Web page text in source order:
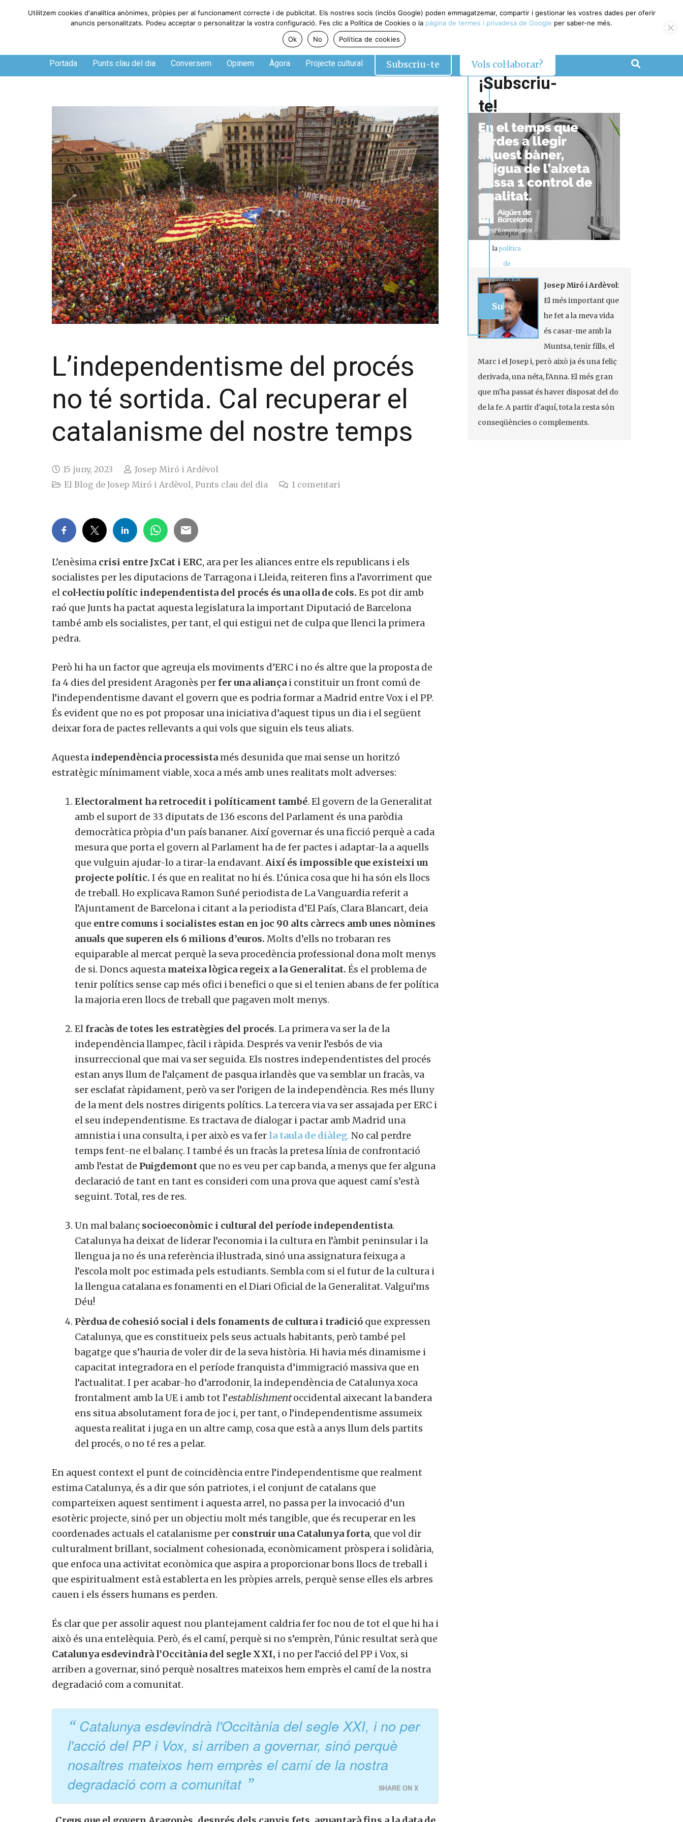
Divendres, 7 de agosto de 2026
Portada Punts clau del dia Conversem Opinem Àgora Projecte cultural Subscriu-te Vols col·laborar?
L’independentisme del procés
no té sortida. Cal recuperar el
catalanisme del nostre temps
15 juny, 2023
Josep Miró i Ardèvol
El Blog de Josep Miró i Ardèvol,Punts clau del dia 1 comentari
L’enèsima crisi entre JxCat i ERC, ara per les aliances entre els republicans i els
socialistes per les diputacions de Tarragona i Lleida, reiteren fins a l’avorriment que
el col·lectiu polític independentista del procés és una olla de cols. Es pot dir amb
raó que Junts ha pactat aquesta legislatura la important Diputació de Barcelona
també amb els socialistes, per tant, el qui estigui net de culpa que llenci la primera
pedra.
Però hi ha un factor que agreuja els moviments d’ERC i no és altre que la proposta de
fa 4 dies del president Aragonès per fer una aliança i constituir un front comú de
l’independentisme davant el govern que es podria formar a Madrid entre Vox i el PP.
És evident que no es pot proposar una iniciativa d’aquest tipus un dia i el següent
deixar fora de pactes rellevants a qui vols que siguin els teus aliats.
Aquesta independència processistamés desunida que mai sense un horitzó
estratègic mínimament viable, xoca a més amb unes realitats molt adverses:
Electoralment ha retrocedit i políticament també. El govern de la Generalitat
amb el suport de 33 diputats de 136 escons del Parlament és una paròdia
democràtica pròpia d’un país bananer. Així governar és una ficció perquè a cada
mesura que porta el govern al Parlament ha de fer pactes i adaptar-la a aquells
que vulguin ajudar-lo a tirar-la endavant. Així és impossible que existeixi un
projecte polític. I és que en realitat no hi és. L’única cosa que hi ha són els llocs
de treball. Ho explicava Ramon Suñé periodista de La Vanguardia referit a
l’Ajuntament de Barcelona i citant a la periodista d’El País, Clara Blancart, deia
que entre comuns i socialistes estan en joc 90 alts càrrecs amb unes nòmines
anuals que superen els 6 milions d’euros. Molts d’ells no trobaran res
equiparable al mercat perquè la seva procedència professional dona molt menys
de si. Doncs aquesta mateixa lògica regeix a la Generalitat. És el problema de
tenir polítics sense cap més ofici i benefici o que si el tenien abans de fer política
la majoria eren llocs de treball que pagaven molt menys.
El fracàs de totes les estratègies del procés. La primera va ser la de la
independència llampec, fàcil i ràpida. Després va venir l’esbós de via
insurreccional que mai va ser seguida. Els nostres independentistes del procés
estan anys llum de l’alçament de pasqua irlandès que va semblar un fracàs, va
ser esclafat ràpidament, però va ser l’origen de la independència. Res més lluny
de la ment dels nostres dirigents polítics. La tercera via va ser assajada per ERC i
el seu independentisme. Es tractava de dialogar i pactar amb Madrid una
amnistia i una consulta, i per això es va fer la taula de diàleg. No cal perdre
temps fent-ne el balanç. I també és un fracàs la pretesa línia de confrontació
amb l’estat de Puigdemont que no es veu per cap banda, a menys que fer alguna
declaració de tant en tant es consideri com una prova que aquest camí s’està
seguint. Total, res de res.
Un mal balanç socioeconòmic i cultural del període independentista.
Catalunya ha deixat de liderar l’economia i la cultura en l’àmbit peninsular i la
llengua ja no és una referència il·lustrada, sinó una assignatura feixuga a
l’escola molt poc estimada pels estudiants. Sembla com si el futur de la cultura i
la llengua catalana es fonamenti en el Diari Oficial de la Generalitat. Valgui’ms
Déu!
Pèrdua de cohesió social i dels fonaments de cultura i tradició que expressen
Catalunya, que es constitueix pels seus actuals habitants, però també pel
bagatge que s’hauria de voler dir de la seva història. Hi havia més dinamisme i
capacitat integradora en el període franquista d’immigració massiva que en
l’actualitat. I per acabar-ho d’arrodonir, la independència de Catalunya xoca
frontalment amb la UE i amb tot l’establishmentoccidental aixecant la bandera
ens situa absolutament fora de joc i, per tant, o l’independentisme assumeix
aquesta realitat i juga en un altre camp, cosa que està a anys llum dels partits
del procés, o no té res a pelar.
En aquest context el punt de coincidència entre l’independentisme que realment
estima Catalunya, és a dir que són patriotes, i el conjunt de catalans que
comparteixen aquest sentiment i aquesta arrel, no passa per la invocació d’un
esotèric projecte, sinó per un objectiu molt més tangible, que és recuperar en les
coordenades actuals el catalanisme per construir una Catalunya forta, que vol dir
culturalment brillant, socialment cohesionada, econòmicament pròspera i solidària,
que enfoca una activitat econòmica que aspira a proporcionar bons llocs de treball i
que espiritualment està establerta en les pròpies arrels, perquè sense elles els arbres
cauen i els éssers humans es perden.
És clar que per assolir aquest nou plantejament caldria fer foc nou de tot el que hi ha i
això és una entelèquia. Però, és el camí, perquè si no s’emprèn, l’únic resultat serà que
Catalunya esdevindrà l’Occitània del segle XXI, i no per l’acció del PP i Vox, si
arriben a governar, sinó perquè nosaltres mateixos hem emprès el camí de la nostra
degradació com a comunitat.
Catalunya esdevindrà l'Occitània del segle XXI, i no per
l'acció del PP i Vox, si arriben a governar, sinó perquè
nosaltres mateixos hem emprès el camí de la nostra
degradació com a comunitat
SHARE ON X
Josep Miró i Ardèvol:
El més important que
he fet a la meva vida
és casar-me amb la
Muntsa, tenir fills, el
Marc i el Josep i, però això ja és una feliç
derivada, una néta, l'Anna. El més gran
que m'ha passat és haver disposat del do
de la fe. A partir d'aquí, tota la resta són
conseqüències o complements.
¡Subscriu-
te!
Accepto
lapolítica
de
privacitat
Utilitzem cookies d'analítica anònimes, pròpies per al funcionament correcte i de publicitat. Els nostres socis (inclòs Google) poden emmagatzemar, compartir i gestionar les vostres dades per oferir
anuncis personalitzats. Podeu acceptar o personalitzar la vostra configuració. Fes clic a Política de Cookies o la pàgina de termes i privadesa de Google per saber-ne més.
Ok
No Política de cookies